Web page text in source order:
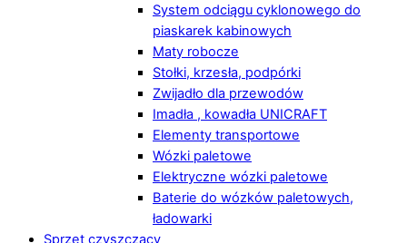
System odciągu cyklonowego do
piaskarek kabinowych
Maty robocze
Stołki, krzesła, podpórki
Zwijadło dla przewodów
Imadła , kowadła UNICRAFT
Elementy transportowe
Wózki paletowe
Elektryczne wózki paletowe
Baterie do wózków paletowych,
ładowarki
Sprzęt czyszczący